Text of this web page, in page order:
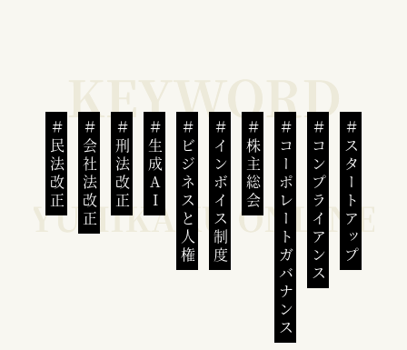
民法改正 会社法改正 刑法改正 生成AI ビジネスと人権インボイス制度 株主総会 コーポレートガバナンスコンプライアンススタートアップ